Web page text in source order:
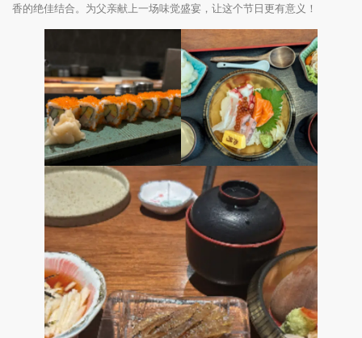
香的绝佳结合。为父亲献上一场味觉盛宴，让这个节日更有意义！